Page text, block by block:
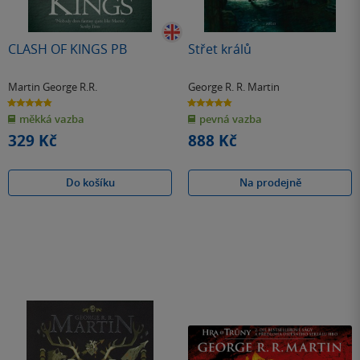
CLASH OF KINGS PB
Martin George R.R.
4.8
z
5
hvězdiček
měkká vazba
329 Kč
Do košíku
Střet králů
George R. R. Martin
4.8
z
5
hvězdiček
pevná vazba
888 Kč
Na prodejně